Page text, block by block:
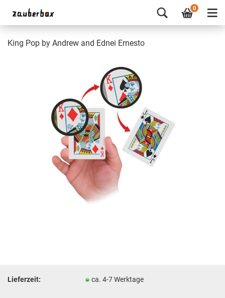
0
King Pop by Andrew and Ednei Ernesto
Lieferzeit: ca. 4-7 Werktage